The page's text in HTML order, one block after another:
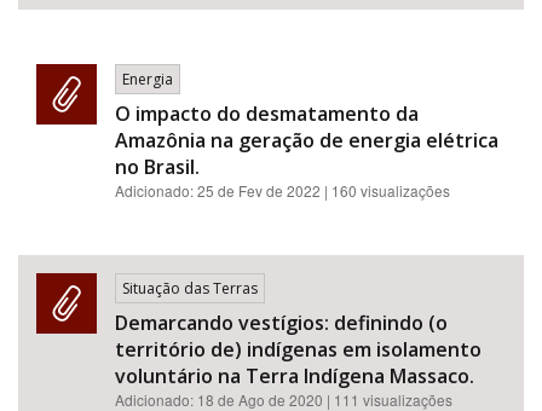
BUSCAR
Energia
O impacto do desmatamento da
Amazônia na geração de energia elétrica
no Brasil.
Adicionado:25 de Fev de 2022 | 160 visualizações
Situação das Terras
Demarcando vestígios: definindo (o
território de) indígenas em isolamento
voluntário na Terra Indígena Massaco.
Adicionado: 18 de Ago de 2020 | 111 visualizações